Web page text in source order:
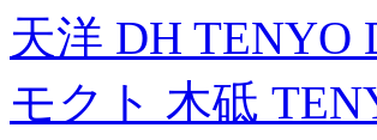
天洋 DH TENYO
モクト 木砥